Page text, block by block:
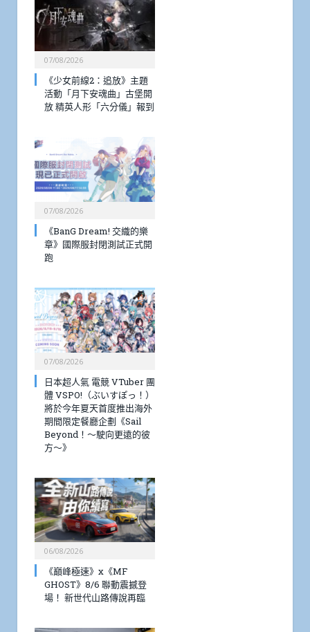
07/08/2026
《少女前線2：追放》主題
活動「月下安魂曲」古堡開
放 精英人形「六分儀」報到
07/08/2026
《BanG Dream! 交織的樂
章》國際服封閉測試正式開
跑
07/08/2026
日本超人氣 電競 VTuber 團
體 VSPO!（ぶいすぽっ！）
將於今年夏天首度推出海外
期間限定餐廳企劃《Sail
Beyond！～駛向更遠的彼
方～》
06/08/2026
《巔峰極速》x《MF
GHOST》8/6 聯動震撼登
場！ 新世代山路傳說再臨